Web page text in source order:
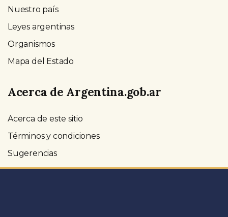
Nuestro país
Leyes argentinas
Organismos
Mapa del Estado
Acerca de Argentina.gob.ar
Acerca de este sitio
Términos y condiciones
Sugerencias